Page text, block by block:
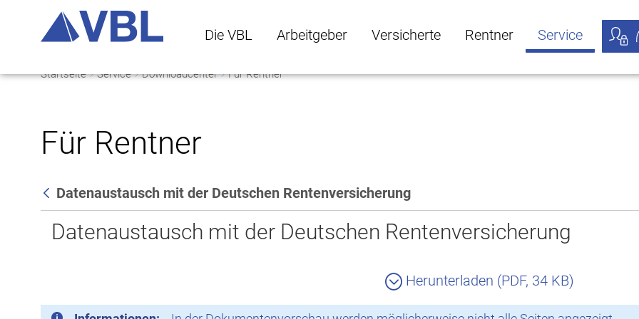
Die VBL Arbeitgeber Versicherte Rentner Service
Startseite Service Downloadcenter Für Rentner
Für Rentner
Zurück
Datenaustausch mit der Deutschen Rentenversicherung
Datenaustausch mit der Deutschen Rentenversicherung
Herunterladen (PDF, 34 KB)